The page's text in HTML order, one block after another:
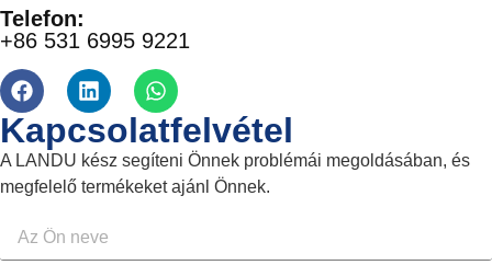
Telefon:
+86 531 6995 9221
Kapcsolatfelvétel
A LANDU kész segíteni Önnek problémái megoldásában, és
megfelelő termékeket ajánl Önnek.